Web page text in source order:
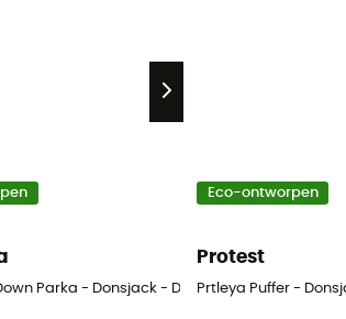
Parka - Donsjack - Dames
Eco-ontworpen
Protest
Prtleya Puffer -